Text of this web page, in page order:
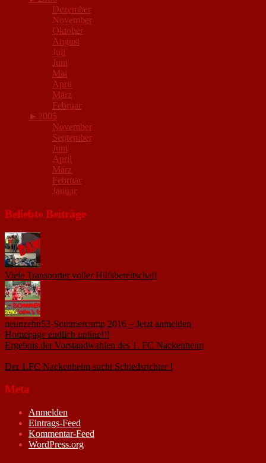
Dezember
November
Oktober
August
Juli
Juni
Mai
April
März
Februar
► 2005
November
September
Juni
April
März
Februar
Januar
Beliebte Beiträge
Viele Transporter voller Hilfsbereitschaft
neunzehn53-Sommercamp 2016 – Jetzt anmelden
Homepage endlich online!!!
Ergebnis der Vorstandwahlen des 1. FC Nackenheim
Der 1.FC Nackenheim sucht Schiedsrichter !
Meta
Anmelden
Eintrags-Feed
Kommentar-Feed
WordPress.org